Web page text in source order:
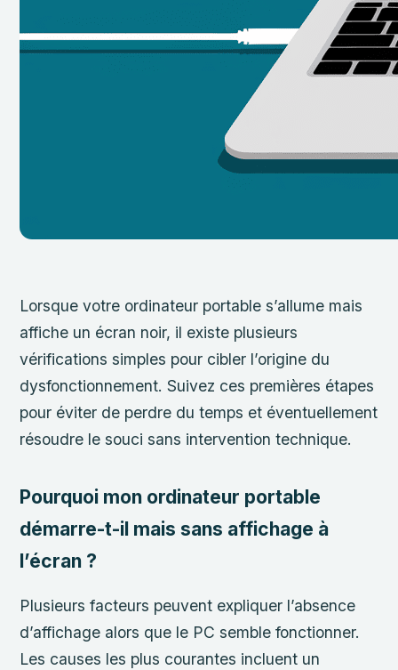
Lorsque votre ordinateur portable s’allume mais
affiche un écran noir, il existe plusieurs
vérifications simples pour cibler l’origine du
dysfonctionnement. Suivez ces premières étapes
pour éviter de perdre du temps et éventuellement
résoudre le souci sans intervention technique.
Pourquoi mon ordinateur portable
démarre-t-il mais sans affichage à
l’écran ?
Plusieurs facteurs peuvent expliquer l’absence
d’affichage alors que le PC semble fonctionner.
Les causes les plus courantes incluent un